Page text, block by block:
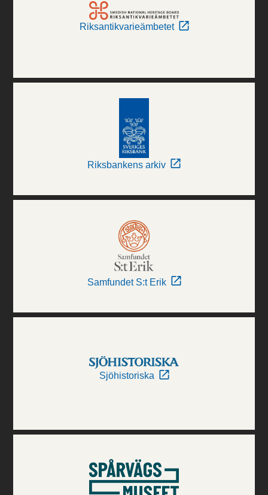
Riksantikvarieämbetet
Riksbankens arkiv
Samfundet S:t Erik
Sjöhistoriska